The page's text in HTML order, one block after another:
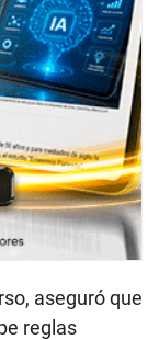
aseguró que
reglas